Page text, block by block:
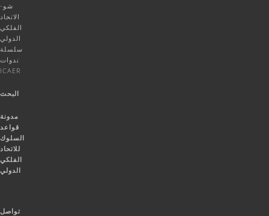
شو-
الاتحاد
الفلكي
الدولي
سلسلة
ندوات
ICAER
البحث
مدونة
قواعد
السلوك
للاتحاد
الفلكي
الدولي
تواصل